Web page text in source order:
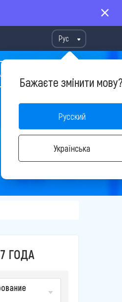
Рус
Бажаєте змінити
Русский
Українська
в подборе тура
ГОДА